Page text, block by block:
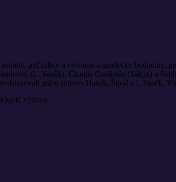
príťažlivý a výtvarne a umelecky hodnotný,
(L. Vaněk), Claudie Cardinale (Yalcin) a
práce autorov Hanák, Šípoš a L.Vaněk.